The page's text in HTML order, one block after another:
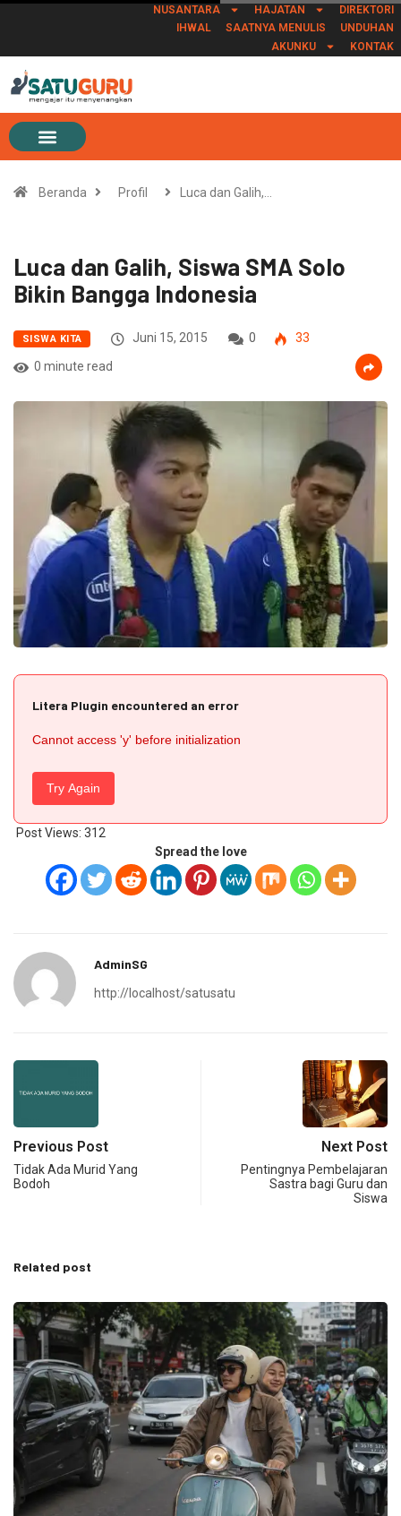
NUSANTARA HAJATAN
DIREKTORI
IHWAL
SAATNYA MENULIS
UNDUHAN
AKUNKU
KONTAK
Beranda Profil Luca dan Galih,…
Luca dan Galih, Siswa SMA Solo
Bikin Bangga Indonesia
SISWA KITA Juni 15, 2015 0
33
0 minute read
Litera Plugin encountered an error
Cannot access 'y' before initialization
Try Again
Post Views: 312
Spread the love
AdminSG
http://localhost/satusatu
Previous Post
Tidak Ada Murid Yang
Bodoh
Next Post
Pentingnya Pembelajaran
Sastra bagi Guru dan
Siswa
Related post